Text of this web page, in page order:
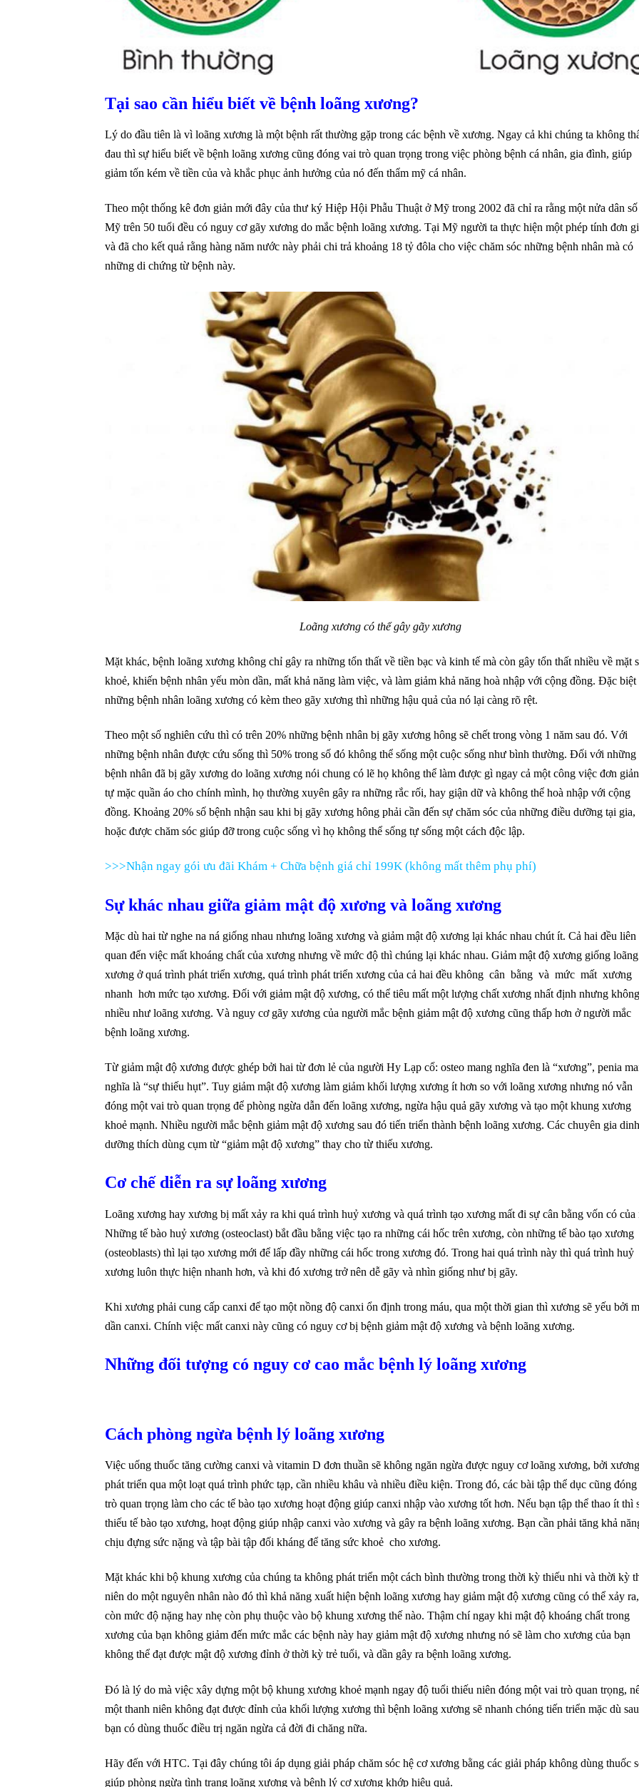
Tại sao cần hiểu biết về bệnh loãng xương?
Lý do đầu tiên là vì loãng xương là một bệnh rất thường gặp trong các bệnh về xương. Ngay cả khi chúng ta không
đau thì sự hiểu biết về bệnh loãng xương cũng đóng vai trò quan trọng trong việc phòng bệnh cá nhân, gia đình, giúp
giảm tốn kém về tiền của và khắc phục ảnh hưởng của nó đến thẩm mỹ cá nhân.
Theo một thống kê đơn giản mới đây của thư ký Hiệp Hội Phẫu Thuật ở Mỹ trong 2002 đã chỉ ra rằng một nửa dân
Mỹ trên 50 tuổi đều có nguy cơ gãy xương do mắc bệnh loãng xương. Tại Mỹ người ta thực hiện một phép tính đơn
và đã cho kết quả rằng hàng năm nước này phải chi trả khoảng 18 tỷ đôla cho việc chăm sóc những bệnh nhân mà có
những di chứng từ bệnh này.
Loãng xương có thể gây gãy xương
Mặt khác, bệnh loãng xương không chỉ gây ra những tổn thất về tiền bạc và kinh tế mà còn gây tổn thất nhiều về mặt
khoẻ, khiến bệnh nhân yếu mòn dần, mất khả năng làm việc, và làm giảm khả năng hoà nhập với cộng đồng. Đặc biệt
những bệnh nhân loãng xương có kèm theo gãy xương thì những hậu quả của nó lại càng rõ rệt.
Theo một số nghiên cứu thì có trên 20% những bệnh nhân bị gãy xương hông sẽ chết trong vòng 1 năm sau đó. Với
những bệnh nhân được cứu sống thì 50% trong số đó không thể sống một cuộc sống như bình thường. Đối với những
bệnh nhân đã bị gãy xương do loãng xương nói chung có lẽ họ không thể làm được gì ngay cả một công việc đơn
tự mặc quần áo cho chính mình, họ thường xuyên gây ra những rắc rối, hay giận dữ và không thể hoà nhập với cộng
đồng. Khoảng 20% số bệnh nhận sau khi bị gãy xương hông phải cần đến sự chăm sóc của những điều dưỡng tại gia,
hoặc được chăm sóc giúp đỡ trong cuộc sống vì họ không thể sống tự sống một cách độc lập.
>>>Nhận ngay gói ưu đãi Khám + Chữa bệnh giá chỉ 199K (không mất thêm phụ phí)
Sự khác nhau giữa giảm mật độ xương và loãng xương
Mặc dù hai từ nghe na ná giống nhau nhưng loãng xương và giảm mật độ xương lại khác nhau chút ít. Cả hai đều liên
quan đến việc mất khoáng chất của xương nhưng về mức độ thì chúng lại khác nhau. Giảm mật độ xương giống loãng
xương ở quá trình phát triển xương, quá trình phát triển xương của cả hai đều không cân bằng và mức mất xương
nhanh hơn mức tạo xương. Đối với giảm mật độ xương, có thể tiêu mất một lượng chất xương nhất định nhưng không
nhiều như loãng xương. Và nguy cơ gãy xương của người mắc bệnh giảm mật độ xương cũng thấp hơn ở người mắc
bệnh loãng xương.
Từ giảm mật độ xương được ghép bởi hai từ đơn lẻ của người Hy Lạp cổ: osteo mang nghĩa đen là “xương”, penia
nghĩa là “sự thiếu hụt”. Tuy giảm mật độ xương làm giảm khối lượng xương ít hơn so với loãng xương nhưng nó vẫn
đóng một vai trò quan trọng để phòng ngừa dẫn đến loãng xương, ngừa hậu quả gãy xương và tạo một khung xương
khoẻ mạnh. Nhiều người mắc bệnh giảm mật độ xương sau đó tiến triển thành bệnh loãng xương. Các chuyên gia dinh
dưỡng thích dùng cụm từ “giảm mật độ xương” thay cho từ thiếu xương.
Cơ chế diễn ra sự loãng xương
Loãng xương hay xương bị mất xảy ra khi quá trình huỷ xương và quá trình tạo xương mất đi sự cân bằng vốn có của
Những tế bào huỷ xương (osteoclast) bắt đầu bằng việc tạo ra những cái hốc trên xương, còn những tế bào tạo xương
(osteoblasts) thì lại tạo xương mới để lấp đầy những cái hốc trong xương đó. Trong hai quá trình này thì quá trình huỷ
xương luôn thực hiện nhanh hơn, và khi đó xương trở nên dễ gãy và nhìn giống như bị gãy.
Khi xương phải cung cấp canxi để tạo một nồng độ canxi ổn định trong máu, qua một thời gian thì xương sẽ yếu bởi
dần canxi. Chính việc mất canxi này cũng có nguy cơ bị bệnh giảm mật độ xương và bệnh loãng xương.
Những đối tượng có nguy cơ cao mắc bệnh lý loãng xương
Cách phòng ngừa bệnh lý loãng xương
Việc uống thuốc tăng cường canxi và vitamin D đơn thuần sẽ không ngăn ngừa được nguy cơ loãng xương, bởi xương
phát triển qua một loạt quá trình phức tạp, cần nhiều khâu và nhiều điều kiện. Trong đó, các bài tập thể dục cũng
trò quan trọng làm cho các tế bào tạo xương hoạt động giúp canxi nhập vào xương tốt hơn. Nếu bạn tập thể thao ít thì
thiếu tế bào tạo xương, hoạt động giúp nhập canxi vào xương và gây ra bệnh loãng xương. Bạn cần phải tăng khả
chịu đựng sức nặng và tập bài tập đối kháng để tăng sức khoẻ cho xương.
Mặt khác khi bộ khung xương của chúng ta không phát triển một cách bình thường trong thời kỳ thiếu nhi và thời kỳ
niên do một nguyên nhân nào đó thì khả năng xuất hiện bệnh loãng xương hay giảm mật độ xương cũng có thể xảy ra,
còn mức độ nặng hay nhẹ còn phụ thuộc vào bộ khung xương thế nào. Thậm chí ngay khi mật độ khoáng chất trong
xương của bạn không giảm đến mức mắc các bệnh này hay giảm mật độ xương nhưng nó sẽ làm cho xương của bạn
không thể đạt được mật độ xương đỉnh ở thời kỳ trẻ tuổi, và dần gây ra bệnh loãng xương.
Đó là lý do mà việc xây dựng một bộ khung xương khoẻ mạnh ngay độ tuổi thiếu niên đóng một vai trò quan trọng,
một thanh niên không đạt được đỉnh của khối lượng xương thì bệnh loãng xương sẽ nhanh chóng tiến triển mặc dù
bạn có dùng thuốc điều trị ngăn ngừa cả đời đi chăng nữa.
Hãy đến với HTC. Tại đây chúng tôi áp dụng giải pháp chăm sóc hệ cơ xương bằng các giải pháp không dùng thuốc
giúp phòng ngừa tình trạng loãng xương và bệnh lý cơ xương khớp hiệu quả.